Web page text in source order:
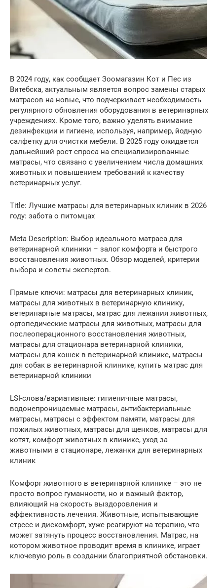
В 2024 году, как сообщает Зоомагазин Кот и Пес из
Витебска, актуальным является вопрос замены старых
матрасов на новые, что подчеркивает необходимость
регулярного обновления оборудования в ветеринарных
учреждениях. Кроме того, важно уделять внимание
дезинфекции и гигиене, используя, например, йодную
салфетку для очистки мебели. В 2025 году ожидается
дальнейший рост спроса на специализированные
матрасы, что связано с увеличением числа домашних
животных и повышением требований к качеству
ветеринарных услуг.
Title: Лучшие матрасы для ветеринарных клиник в 2026
году: забота о питомцах
Meta Description: Выбор идеального матраса для
ветеринарной клиники – залог комфорта и быстрого
восстановления животных. Обзор моделей, критерии
выбора и советы экспертов.
Прямые ключи: матрасы для ветеринарных клиник,
матрасы для животных в ветеринарную клинику,
ветеринарные матрасы, матрас для лежания животных,
ортопедические матрасы для животных, матрасы для
послеоперационного восстановления животных,
матрасы для стационара ветеринарной клиники,
матрасы для кошек в ветеринарной клинике, матрасы
для собак в ветеринарной клинике, купить матрас для
ветеринарной клиники
LSI-слова/вариативные: гигиеничные матрасы,
водонепроницаемые матрасы, антибактериальные
матрасы, матрасы с эффектом памяти, матрасы для
пожилых животных, матрасы для щенков, матрасы для
котят, комфорт животных в клинике, уход за
животными в стационаре, лежанки для ветеринарных
клиник
Комфорт животного в ветеринарной клинике – это не
просто вопрос гуманности, но и важный фактор,
влияющий на скорость выздоровления и
эффективность лечения. Животные, испытывающие
стресс и дискомфорт, хуже реагируют на терапию, что
может затянуть процесс восстановления. Матрас, на
котором животное проводит время в клинике, играет
ключевую роль в создании благоприятной обстановки.